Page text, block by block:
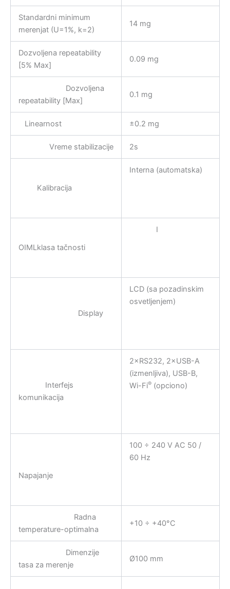
Standardni minimum
merenjat (U=1%, k=2)
14 mg
Dozvoljena repeatability
[5% Max]
0.09 mg
Dozvoljena
repeatability [Max]
0.1 mg
Linearnost ±0.2 mg
Vreme stabilizacije 2s
Kalibracija
Interna (automatska)
OIMLklasa tačnosti
I
Display
LCD (sa pozadinskim
osvetljenjem)
Interfejs
komunikacija
2×RS232, 2×USB-A
(izmenljiva), USB-B,
Wi-Fi®(opciono)
Napajanje
100 ÷ 240 V AC 50 /
60 Hz
Radna
temperature-optimalna
+10 ÷ +40°C
Dimenzije
tasa za merenje
Ø100 mm